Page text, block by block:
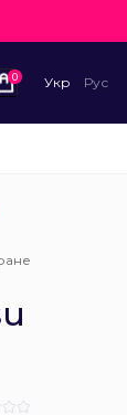
0 Укр Рус